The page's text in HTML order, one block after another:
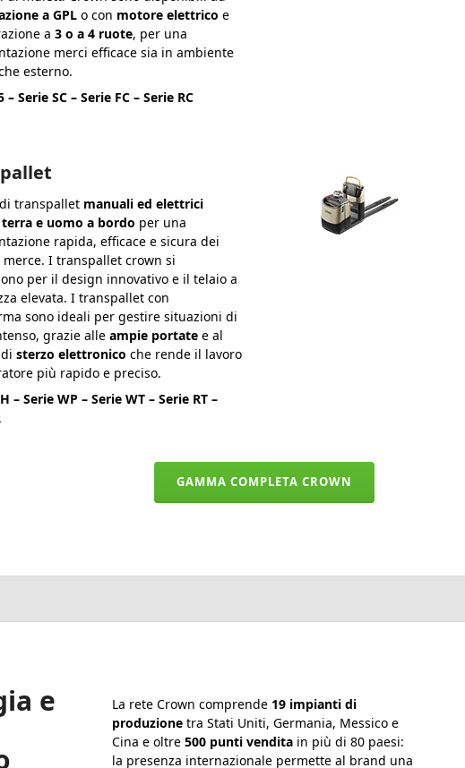
a GPL o con motore elettrico e
a3 o a 4 ruote, per una
merci efficace sia in ambiente
esterno.
– Serie SC – Serie FC – Serie RC
transpallet manuali ed elettrici
e uomo a bordo per una
rapida, efficace e sicura dei
I transpallet crown si
per il design innovativo e il telaio a
elevata. I transpallet con
sono ideali per gestire situazioni di
grazie alleampie portate e al
disterzo elettronico che rende il lavoro
più rapido e preciso.
– Serie WP – Serie WT – Serie RT –
GAMMA COMPLETA CROWN
e
La rete Crown comprende 19 impianti di
produzionetra Stati Uniti, Germania, Messico e
Cina e oltre 500 punti venditain più di 80 paesi:
la presenza internazionale permette al brand una